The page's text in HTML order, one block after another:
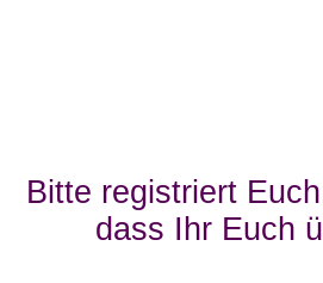
Bitte registriert
dass Ihr Euch